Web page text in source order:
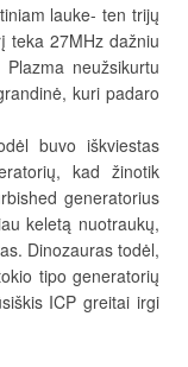
lauke- ten trijų
teka 27MHz dažniu
neužsikurtu
kuri padaro
buvo iškviestas
kad žinotik
generatorius
keletą nuotraukų,
Dinozauras todėl,
tipo generatorių
ICP greitai irgi